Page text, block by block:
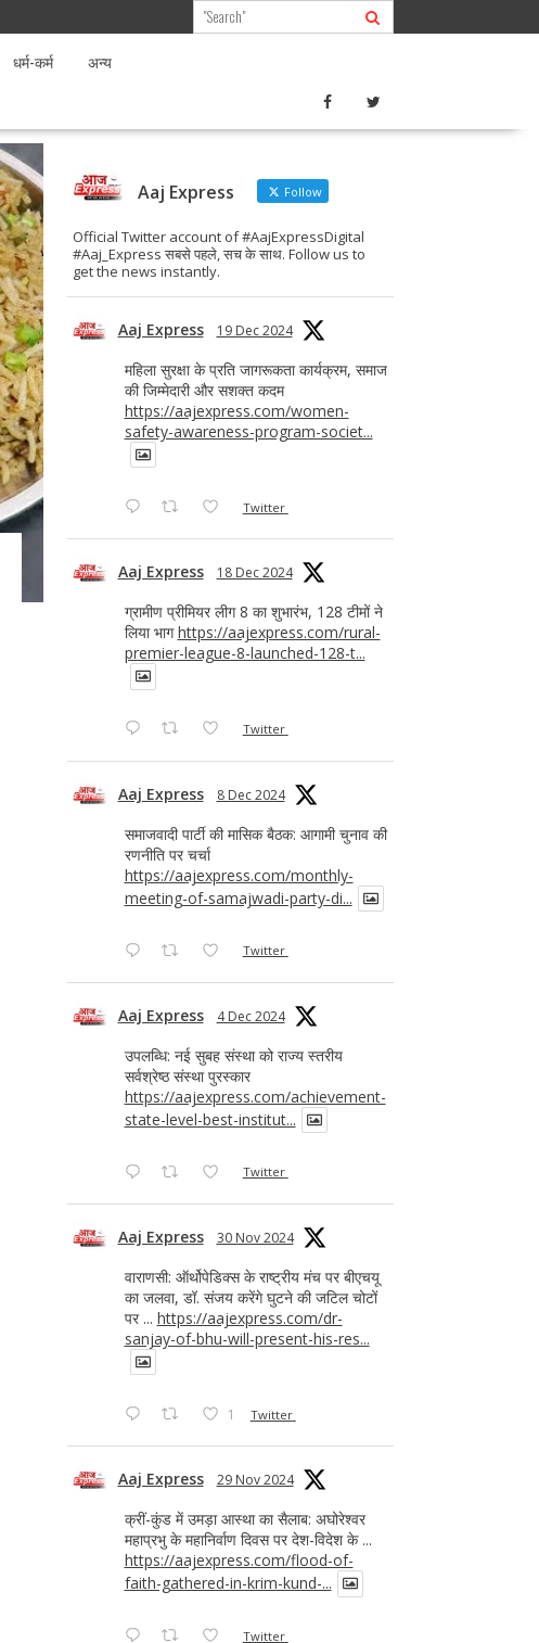
धर्म-कर्म अन्य
Aaj Express Follow
Official Twitter account of #AajExpressDigital
#Aaj_Express सबसे पहले, सच के साथ. Follow us to
get the news instantly.
Aaj Express 19 Dec 2024
महिला सुरक्षा के प्रति जागरूकता कार्यक्रम, समाज
की जिम्मेदारी और सशक्त कदम
https://aajexpress.com/women-
safety-awareness-program-societ...
Twitter
Aaj Express 18 Dec 2024
ग्रामीण प्रीमियर लीग 8 का शुभारंभ, 128 टीमों ने
लिया भागhttps://aajexpress.com/rural-
premier-league-8-launched-128-t...
Twitter
Aaj Express 8 Dec 2024
समाजवादी पार्टी की मासिक बैठक: आगामी चुनाव की
रणनीति पर चर्चा
https://aajexpress.com/monthly-
meeting-of-samajwadi-party-di...
Twitter
Aaj Express 4 Dec 2024
उपलब्धि: नई सुबह संस्था को राज्य स्तरीय
सर्वश्रेष्ठ संस्था पुरस्कार
https://aajexpress.com/achievement-
state-level-best-institut...
Twitter
Aaj Express 30 Nov 2024
वाराणसी: ऑर्थोपेडिक्स के राष्ट्रीय मंच पर बीएचयू
का जलवा, डॉ. संजय करेंगे घुटने की जटिल चोटों
पर ... https://aajexpress.com/dr-
sanjay-of-bhu-will-present-his-res...
1 Twitter
Aaj Express 29 Nov 2024
क्रीं-कुंड में उमड़ा आस्था का सैलाब: अघोरेश्वर
महाप्रभु के महानिर्वाण दिवस पर देश-विदेश के ...
https://aajexpress.com/flood-of-
faith-gathered-in-krim-kund-...
Twitter